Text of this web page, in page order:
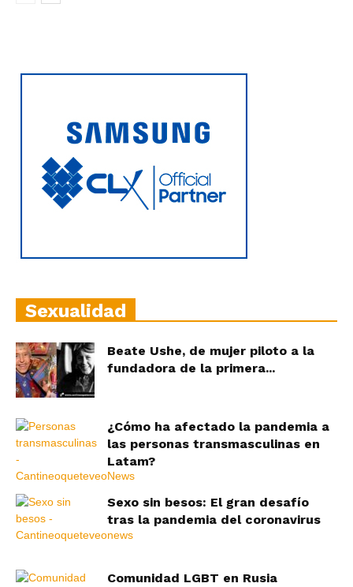
Sexualidad
Beate Ushe, de mujer piloto a la
fundadora de la primera...
¿Cómo ha afectado la pandemia a
las personas transmasculinas en
Latam?
Sexo sin besos: El gran desafío
tras la pandemia del coronavirus
Comunidad LGBT en Rusia